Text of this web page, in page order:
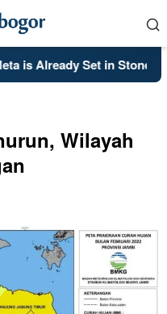
Set in Stone
Wilayah